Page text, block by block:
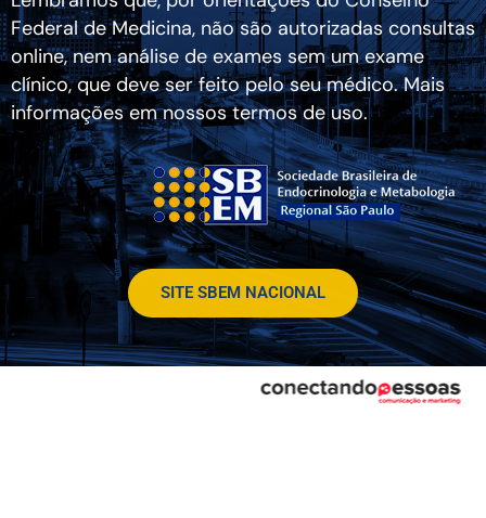
Federal de Medicina, não são autorizadas consultas
online, nem análise de exames sem um exame
clínico, que deve ser feito pelo seu médico. Mais
informações em nossos termos de uso.
SITE SBEM NACIONAL